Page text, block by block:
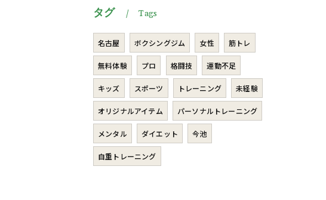
タグ Tags
名古屋 ボクシングジム 女性 筋トレ
無料体験 プロ 格闘技 運動不足
キッズ スポーツ トレーニング 未経験
オリジナルアイテム パーソナルトレーニング
メンタル ダイエット 今池
自重トレーニング